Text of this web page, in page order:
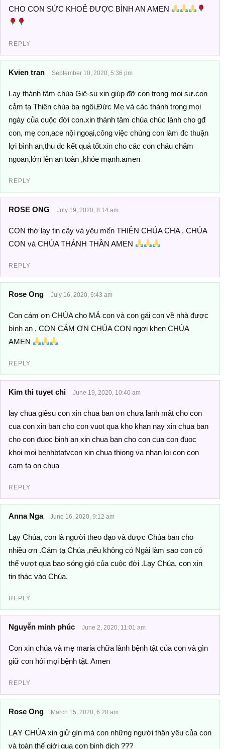
CHO CON SỨC KHOẺ ĐƯỢC BÌNH AN AMEN
REPLY
Kvien tran September 10, 2020, 5:36 pm
Lạy thánh tâm chúa Giê-su xin giúp đỡ con trong mọi sự.con
cảm tạ Thiên chúa ba ngôi,Đức Mẹ và các thánh trong mọi
ngày của cuộc đời con.xin thánh tâm chúa chúc lành cho gđ
con, mẹ con,ace nội ngoại,công việc chúng con làm đc thuận
lợi bình an,thu đc kết quả tốt.xin cho các con cháu chăm
ngoan,lớn lên an toàn ,khỏe mạnh.amen
REPLY
ROSE ONG July 19, 2020, 8:14 am
CON thờ lạy tin cậy và yêu mến THIÊN CHÚA CHA , CHÚA
CON và CHÚA THÁNH THẦN AMEN
REPLY
Rose Ong July 16, 2020, 6:43 am
Con cám ơn CHÚA cho MÁ con và con gái con về nhà được
bình an , CON CÁM ƠN CHÚA CON ngợi khen CHÚA
AMEN
REPLY
Kim thi tuyet chi June 19, 2020, 10:40 am
lay chua giêsu con xin chua ban ơn chưa lanh mât cho con
cua con xin ban cho con vuot qua kho khan nay xin chua ban
cho con đuoc binh an xin chua ban cho con cua con đuoc
khoi moi benhbtatvcon xin chua thiong va nhan loi con con
cam ta on chua
REPLY
Anna Nga June 16, 2020, 9:12 am
Lạy Chúa, con là người theo đạo và được Chúa ban cho
nhiều ơn .Cảm tạ Chúa ,nếu không có Ngài làm sao con có
thể vượt qua bao sóng gió của cuộc đời .Lạy Chúa, con xin
tin thác vào Chúa.
REPLY
Nguyễn minh phúc June 2, 2020, 11:01 am
Con xin chúa và mẹ maria chữa lành bệnh tật của con và gìn
giữ con hỏi mọi bệnh tật. Amen
REPLY
Rose Ong March 15, 2020, 6:20 am
LẠY CHÚA xin giử gìn má con những người thân yêu của con
và toàn thế giới qua cơn bịnh dịch ???